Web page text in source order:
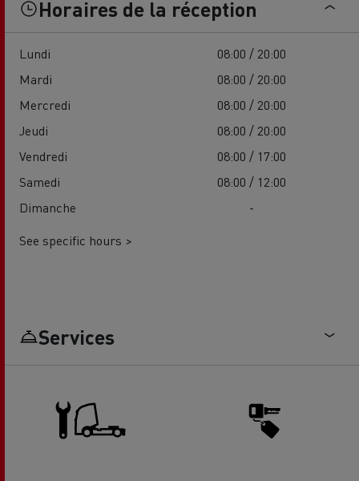
Horaires de la réception
Lundi
08:00 / 20:00
Mardi
08:00 / 20:00
Mercredi
08:00 / 20:00
Jeudi
08:00 / 20:00
Vendredi
08:00 / 17:00
Samedi
08:00 / 12:00
Dimanche
-
See specific hours >
Services